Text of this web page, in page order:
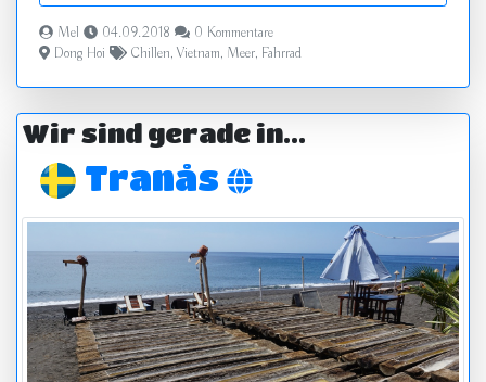
Mel 04.09.2018
0 Kommentare
Dong Hoi
Chillen, Vietnam, Meer, Fahrrad
Wir sind gerade in...
Tranås